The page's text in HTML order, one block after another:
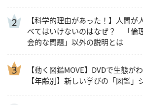
【科学的理由があった！】人間が
べてはいけないのはなぜ？ 「倫
会的な問題」以外の説明とは
【動く図鑑MOVE】DVDで生態が
【年齢別】新しい学びの「図鑑」